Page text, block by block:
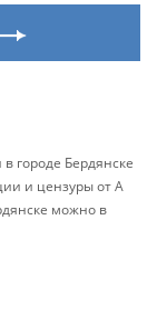
городе Бердянске
и цензуры от А
можно в